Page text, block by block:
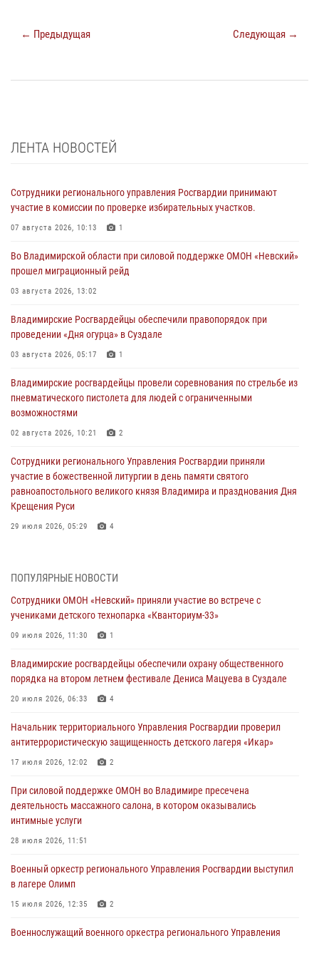
← Предыдущая Следующая →
ЛЕНТА НОВОСТЕЙ
Сотрудники регионального управления Росгвардии принимают
участие в комиссии по проверке избирательных участков.
07 августа 2026, 10:13 1
Во Владимирской области при силовой поддержке ОМОН «Невский»
прошел миграционный рейд
03 августа 2026, 13:02
Владимирские Росгвардейцы обеспечили правопорядок при
проведении «Дня огурца» в Суздале
03 августа 2026, 05:17 1
Владимирские росгвардейцы провели соревнования по стрельбе из
пневматического пистолета для людей с ограниченными
возможностями
02 августа 2026, 10:21 2
Сотрудники регионального Управления Росгвардии приняли
участие в божественной литургии в день памяти святого
равноапостольного великого князя Владимира и празднования Дня
Крещения Руси
29 июля 2026, 05:29 4
интимные услуги
28 июля 2026, 11:51
Во Владимирcкой области открыли профильную Росгвардейскую
27 июля 2026, 16:43 2
Владимирские росгвардейцы обеспечили охрану общественного
20 июля 2026, 06:33 4
Военнослужащий военного оркестра регионального Управления
105-летию Центрального округа
19 июля 2026, 11:17 7
Начальник территориального Управления Росгвардии проверил
17 июля 2026, 12:02 2
ПОПУЛЯРНЫЕ НОВОСТИ
Сотрудники ОМОН «Невский» приняли участие во встрече с
учениками детского технопарка «Кванториум-33»
09 июля 2026, 11:30 1
Владимирские росгвардейцы обеспечили охрану общественного
порядка на втором летнем фестивале Дениса Мацуева в Суздале
20 июля 2026, 06:33 4
Начальник территориального Управления Росгвардии проверил
антитеррористическую защищенность детского лагеря «Икар»
17 июля 2026, 12:02 2
При силовой поддержке ОМОН во Владимире пресечена
деятельность массажного салона, в котором оказывались
интимные услуги
28 июля 2026, 11:51
Военный оркестр регионального Управления Росгвардии выступил
в лагере Олимп
15 июля 2026, 12:35 2
Военнослужащий военного оркестра регионального Управления